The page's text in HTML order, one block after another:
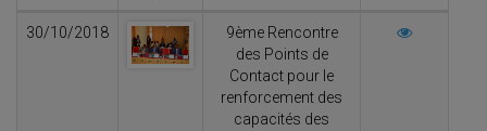
30/10/2018
9ème Rencontre
des Points de
Contact pour le
renforcement des
capacités des